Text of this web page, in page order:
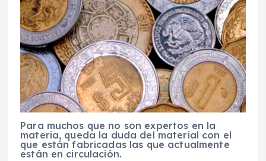
Para muchos que no son expertos en la
materia, queda la duda del material con el
que están fabricadas las que actualmente
están en circulación.